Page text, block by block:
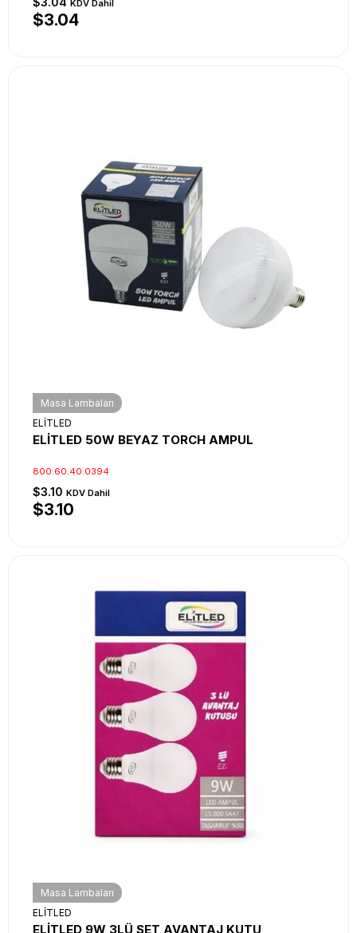
KDV Dahil
$3.04
Masa Lambaları
ELİTLED
ELİTLED 50W BEYAZ TORCH AMPUL
800.60.40.0394
$3.10 KDV Dahil
$3.10
Masa Lambaları
ELİTLED
ELİTLED 9W 3LÜ SET AVANTAJ KUTU